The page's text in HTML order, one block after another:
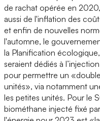
de rachat opérée en
aussi de l'inflation des
et enfin de nouvelles
l'automne, le
la Planification
seraient dédiés à
pour permettre un
unités», via notamment
les petites unités. Pour le
biométhane injecté fixé